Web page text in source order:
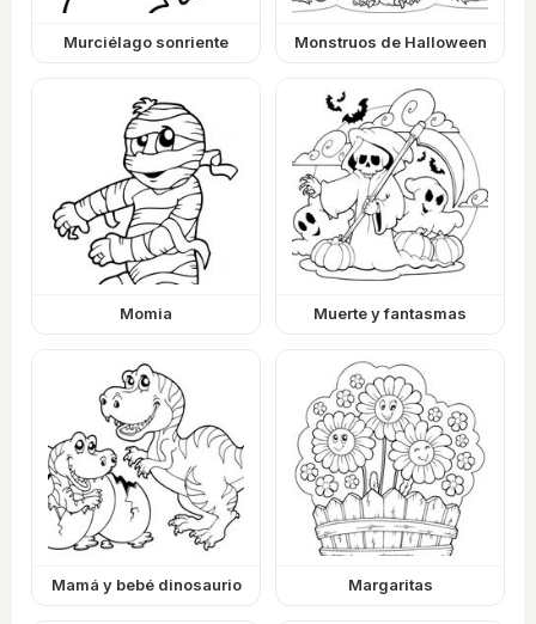
Murciélago sonriente Monstruos de Halloween
Momia Muerte y fantasmas
Mamá y bebé dinosaurio Margaritas